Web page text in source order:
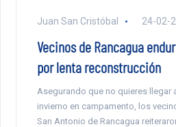
Juan San Cristóbal 24-02-
Vecinos de Rancagua
por lenta reconstrucción
Asegurando que no quieres llegar
invierno en campamento, los
San Antonio de Rancagua